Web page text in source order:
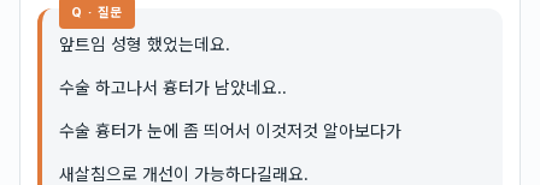
Q · 질문
앞트임 성형 했었는데요.
수술 하고나서 흉터가 남았네요..
수술 흉터가 눈에 좀 띄어서 이것저것 알아보다가
새살침으로 개선이 가능하다길래요.